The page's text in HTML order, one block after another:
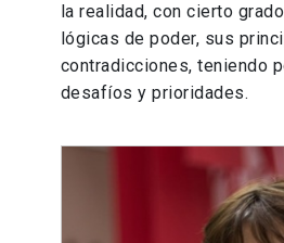
la realidad, con cierto
lógicas de poder, sus
contradicciones, teniendo
desafíos y prioridades.